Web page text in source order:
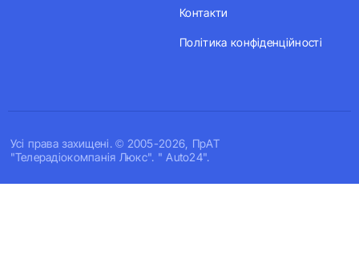
Усi права захищенi. © 2005-2026, ПрАТ
"Телерадіокомпанія Люкс". " Auto24".
Контакти
Політика конфіденційності